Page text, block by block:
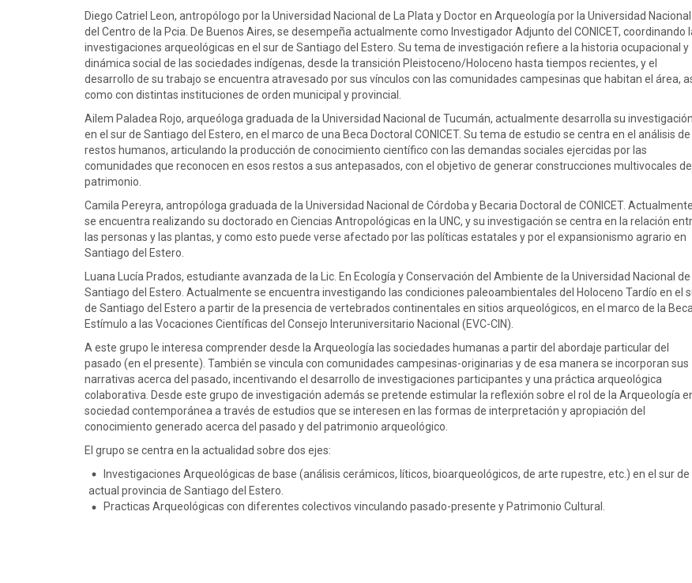
Diego Catriel Leon, antropólogo por la Universidad Nacional de La Plata y Doctor en Arqueología por la Universidad Nacional
del Centro de la Pcia. De Buenos Aires, se desempeña actualmente como Investigador Adjunto del CONICET, coordinando
investigaciones arqueológicas en el sur de Santiago del Estero. Su tema de investigación refiere a la historia ocupacional y
dinámica social de las sociedades indígenas, desde la transición Pleistoceno/Holoceno hasta tiempos recientes, y el
desarrollo de su trabajo se encuentra atravesado por sus vínculos con las comunidades campesinas que habitan el área,
como con distintas instituciones de orden municipal y provincial.
Ailem Paladea Rojo, arqueóloga graduada de la Universidad Nacional de Tucumán, actualmente desarrolla su investigación
en el sur de Santiago del Estero, en el marco de una Beca Doctoral CONICET. Su tema de estudio se centra en el análisis de
restos humanos, articulando la producción de conocimiento científico con las demandas sociales ejercidas por las
comunidades que reconocen en esos restos a sus antepasados, con el objetivo de generar construcciones multivocales del
patrimonio.
Camila Pereyra, antropóloga graduada de la Universidad Nacional de Córdoba y Becaria Doctoral de CONICET. Actualmente
se encuentra realizando su doctorado en Ciencias Antropológicas en la UNC, y su investigación se centra en la relación
las personas y las plantas, y como esto puede verse afectado por las políticas estatales y por el expansionismo agrario en
Santiago del Estero.
Luana Lucía Prados, estudiante avanzada de la Lic. En Ecología y Conservación del Ambiente de la Universidad Nacional de
Santiago del Estero. Actualmente se encuentra investigando las condiciones paleoambientales del Holoceno Tardío en el
de Santiago del Estero a partir de la presencia de vertebrados continentales en sitios arqueológicos, en el marco de la Beca
Estímulo a las Vocaciones Científicas del Consejo Interuniversitario Nacional (EVC-CIN).
A este grupo le interesa comprender desde la Arqueología las sociedades humanas a partir del abordaje particular del
pasado (en el presente). También se vincula con comunidades campesinas-originarias y de esa manera se incorporan sus
narrativas acerca del pasado, incentivando el desarrollo de investigaciones participantes y una práctica arqueológica
colaborativa. Desde este grupo de investigación además se pretende estimular la reflexión sobre el rol de la Arqueología
sociedad contemporánea a través de estudios que se interesen en las formas de interpretación y apropiación del
conocimiento generado acerca del pasado y del patrimonio arqueológico.
El grupo se centra en la actualidad sobre dos ejes:
Investigaciones Arqueológicas de base (análisis cerámicos, líticos, bioarqueológicos, de arte rupestre, etc.) en el sur de
actual provincia de Santiago del Estero.
Practicas Arqueológicas con diferentes colectivos vinculando pasado-presente y Patrimonio Cultural.